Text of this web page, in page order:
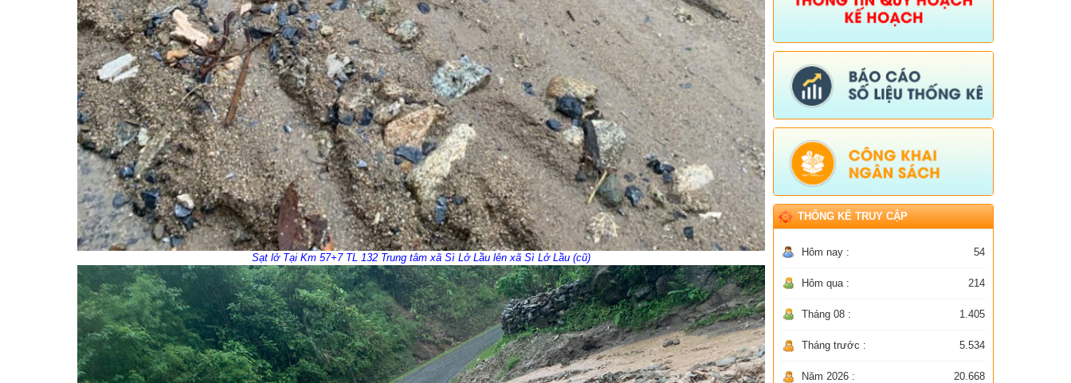
Sạt lở Tại Km 57+7 TL 132 Trung tâm xã Sì Lở Lầu lên xã Sì Lở Lầu (cũ)
THỐNG KÊ TRUY CẬP
Hôm nay : 54
Hôm qua : 214
Tháng 08 : 1.405
Tháng trước : 5.534
Năm 2026 : 20.668